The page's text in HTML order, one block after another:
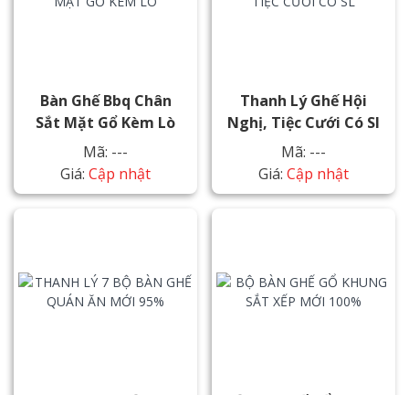
Bàn Ghế Bbq Chân
Sắt Mặt Gổ Kèm Lò
Mã: ---
Giá: Cập nhật
Thanh Lý Ghế Hội
Nghị, Tiệc Cưới Có Sl
Mã: ---
Giá: Cập nhật